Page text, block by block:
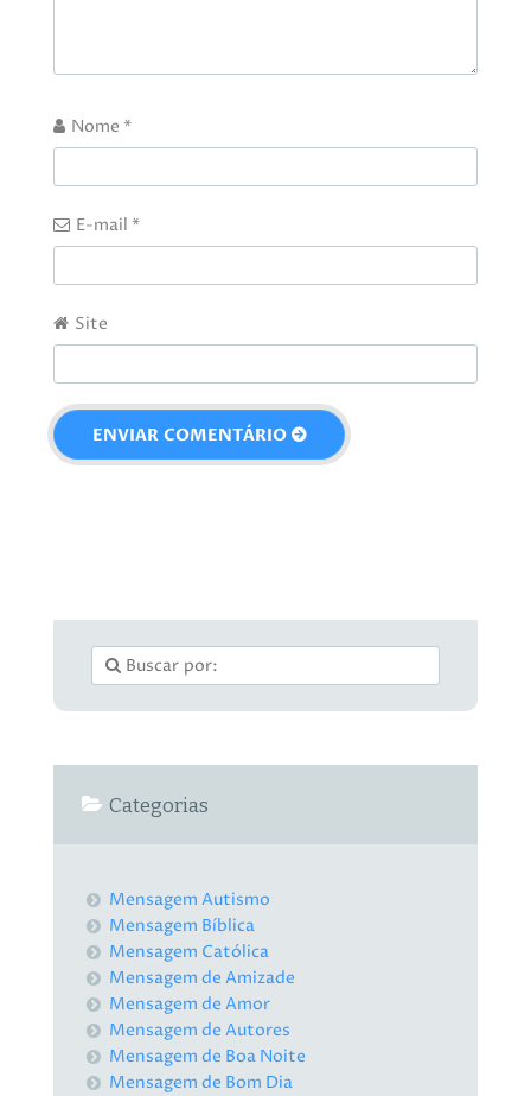
Nome *
E-mail *
Site
Categorias
Mensagem Autismo
Mensagem Bíblica
Mensagem Católica
Mensagem de Amizade
Mensagem de Amor
Mensagem de Autores
Mensagem de Boa Noite
Mensagem de Bom Dia